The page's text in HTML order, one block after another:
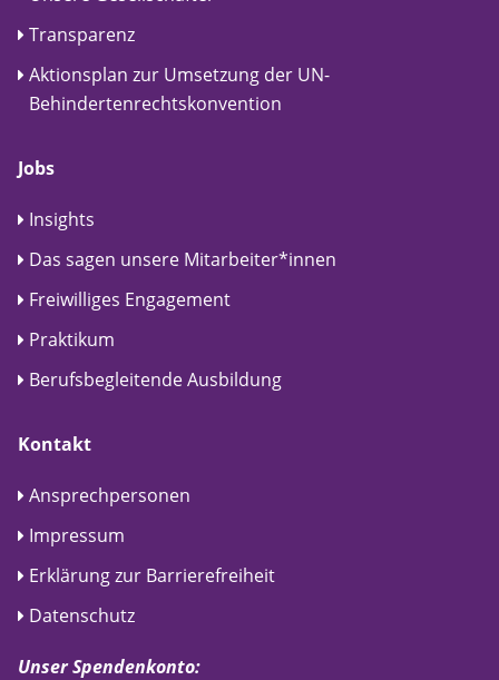
Transparenz
Aktionsplan zur Umsetzung der UN-
Behindertenrechtskonvention
Jobs
Insights
Das sagen unsere Mitarbeiter*innen
Freiwilliges Engagement
Praktikum
Berufsbegleitende Ausbildung
Kontakt
Ansprechpersonen
Impressum
Erklärung zur Barrierefreiheit
Datenschutz
Unser Spendenkonto: